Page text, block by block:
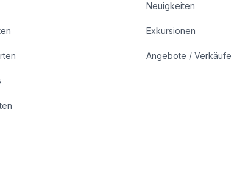
Neuigkeiten
Exkursionen
Angebote / Verkäufe